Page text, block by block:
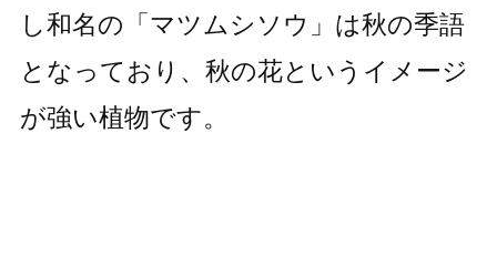
し和名の「マツムシソウ」は秋の季語
となっており、秋の花というイメージ
が強い植物です。